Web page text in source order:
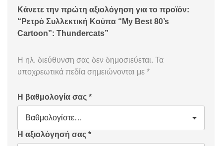
Κάνετε την πρώτη αξιολόγηση για το προϊόν:
“Ρετρό Συλλεκτική Κούπα “My Best 80’s
Cartoon”: Thundercats”
Η ηλ. διεύθυνση σας δεν δημοσιεύεται. Τα
υποχρεωτικά πεδία σημειώνονται με *
Η βαθμολογία σας *
Η αξιολόγησή σας *